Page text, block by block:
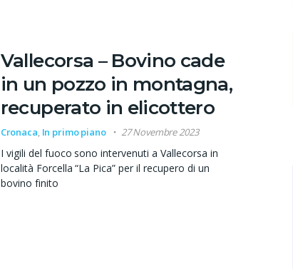
Vallecorsa – Bovino cade
in un pozzo in montagna,
recuperato in elicottero
Cronaca, In primo piano 27 Novembre 2023
I vigili del fuoco sono intervenuti a Vallecorsa in
località Forcella “La Pica” per il recupero di un
bovino finito